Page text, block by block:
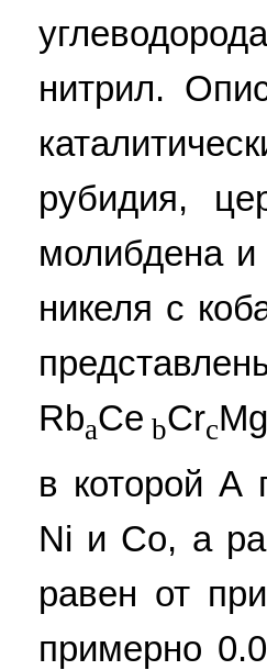
нитрил.
рубидия,
молибдена
никеля с
RbaCe bCrcMg
в которой А
Ni и Со, а
равен от
примерно